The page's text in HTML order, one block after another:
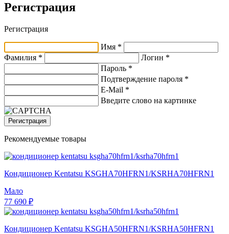
Регистрация
Регистрация
Имя *
Фамилия *
Логин *
Пароль *
Подтверждение пароля *
E-Mail *
Введите слово на картинке
Регистрация
Рекомендуемые товары
Кондиционер Kentatsu KSGHA70HFRN1/KSRHA70HFRN1
Мало
77 690 ₽
Кондиционер Kentatsu KSGHA50HFRN1/KSRHA50HFRN1